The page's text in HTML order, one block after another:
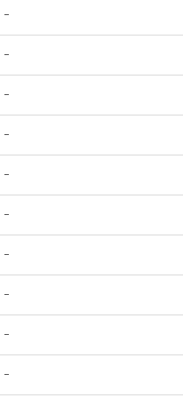
-
-
-
-
-
-
-
-
-
-